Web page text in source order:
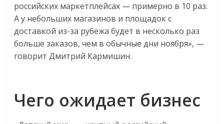
российских маркетплейсах — примерно в 10 раз.
А у небольших магазинов и площадок с
доставкой из-за рубежа будет в несколько раз
больше заказов, чем в обычные дни ноября», —
говорит Дмитрий Кармишин.
Чего ожидает бизнес